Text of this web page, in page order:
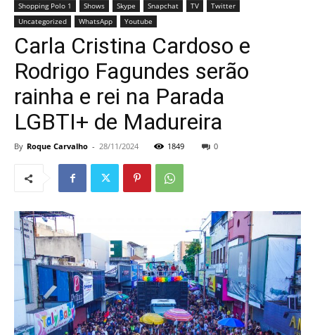
Shopping Polo 1
Shows Skype Snapchat TV
Twitter
Uncategorized
WhatsApp Youtube
Carla Cristina Cardoso e
Rodrigo Fagundes serão
rainha e rei na Parada
LGBTI+ de Madureira
By Roque Carvalho - 28/11/2024 1849 0